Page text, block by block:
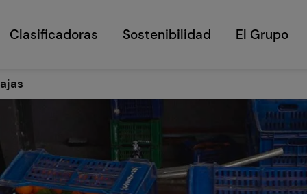
Clasificadoras Sostenibilidad El Grupo